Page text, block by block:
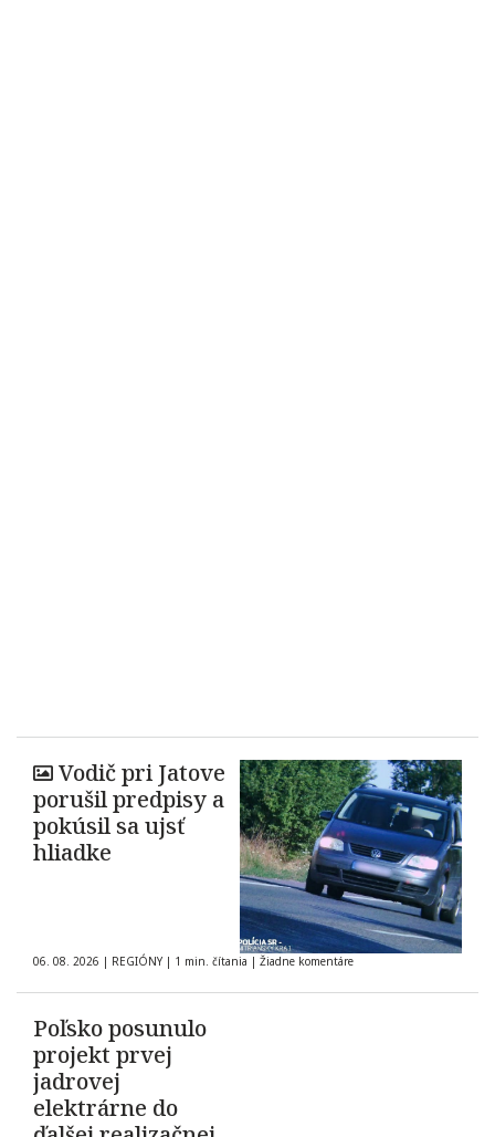
Vodič pri Jatove
porušil predpisy a
pokúsil sa ujsť
hliadke
06. 08. 2026 | REGIÓNY | 1 min. čítania | Žiadne komentáre
Poľsko posunulo
projekt prvej
jadrovej
elektrárne do